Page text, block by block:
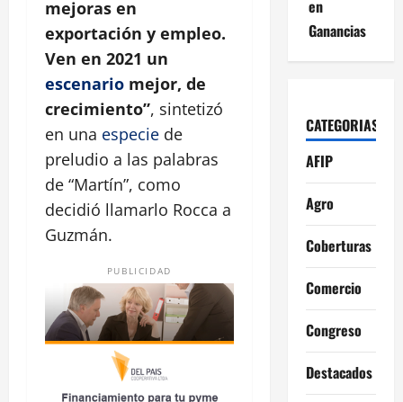
mejoras en
exportación y empleo.
Ven en 2021 un
escenario mejor, de
crecimiento”, sintetizó
en una especie de
preludio a las palabras
de “Martín”, como
decidió llamarlo Rocca a
Guzmán.
PUBLICIDAD
en
Ganancias
CATEGORIAS
AFIP
Agro
Coberturas
Comercio
Congreso
Destacados